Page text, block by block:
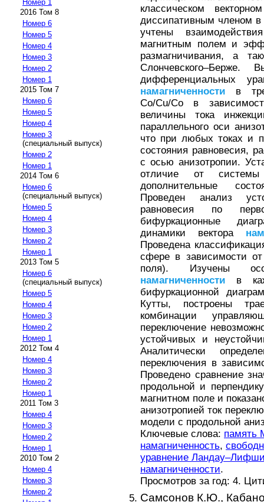
Номер 1
2016 Том 8
Номер 6
Номер 5
Номер 4
Номер 3
Номер 2
Номер 1
2015 Том 7
Номер 6
Номер 5
Номер 4
Номер 3
(специальный выпуск)
Номер 2
Номер 1
2014 Том 6
Номер 6
(специальный выпуск)
Номер 5
Номер 4
Номер 3
Номер 2
Номер 1
2013 Том 5
Номер 6
(специальный выпуск)
Номер 5
Номер 4
Номер 3
Номер 2
Номер 1
2012 Том 4
Номер 4
Номер 3
Номер 2
Номер 1
2011 Том 3
Номер 4
Номер 3
Номер 2
Номер 1
2010 Том 2
Номер 4
Номер 3
Номер 2
классическом
диссипативным членом
учтены
магнитным полем и
размагничивания, а
Слончевского–Берже.
дифференциальных
намагниченности в
Co/Cu/Co в
величины тока
параллельного оси
что при любых токах и
состояния равновесия,
с осью анизотропии.
отличие от системы
дополнительные
Проведен анализ
равновесия по
бифуркационные
динамики вектора
Проведена
сфере в зависимости
поля). Изучены
намагниченности в
бифуркационной
Кутты, построены
комбинации
переключение
устойчивых и
Аналитически
переключения в
Проведено сравнение
продольной и
магнитном поле и
анизотропией ток
модели с продольной
Ключевые слова: память
намагниченность,
уравнение
намагниченности.
Просмотров за год: 4.
Самсонов К.Ю.,